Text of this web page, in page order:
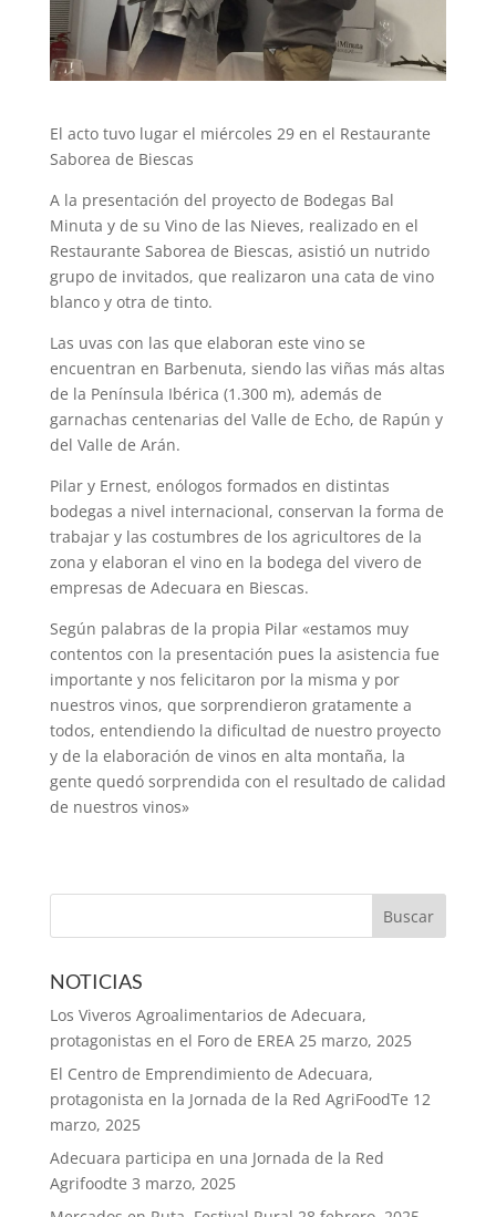
El acto tuvo lugar el miércoles 29 en el Restaurante
Saborea de Biescas
A la presentación del proyecto de Bodegas Bal
Minuta y de su Vino de las Nieves, realizado en el
Restaurante Saborea de Biescas, asistió un nutrido
grupo de invitados, que realizaron una cata de vino
blanco y otra de tinto.
Las uvas con las que elaboran este vino se
encuentran en Barbenuta, siendo las viñas más altas
de la Península Ibérica (1.300 m), además de
garnachas centenarias del Valle de Echo, de Rapún y
del Valle de Arán.
Pilar y Ernest, enólogos formados en distintas
bodegas a nivel internacional, conservan la forma de
trabajar y las costumbres de los agricultores de la
zona y elaboran el vino en la bodega del vivero de
empresas de Adecuara en Biescas.
Según palabras de la propia Pilar «estamos muy
contentos con la presentación pues la asistencia fue
importante y nos felicitaron por la misma y por
nuestros vinos, que sorprendieron gratamente a
todos, entendiendo la dificultad de nuestro proyecto
y de la elaboración de vinos en alta montaña, la
gente quedó sorprendida con el resultado de calidad
de nuestros vinos»
NOTICIAS
Los Viveros Agroalimentarios de Adecuara,
protagonistas en el Foro de EREA 25 marzo, 2025
El Centro de Emprendimiento de Adecuara,
protagonista en la Jornada de la Red AgriFoodTe 12
marzo, 2025
Adecuara participa en una Jornada de la Red
Agrifoodte 3 marzo, 2025